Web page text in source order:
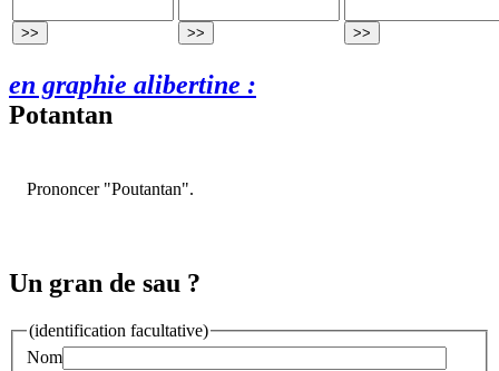
en graphie alibertine :
Potantan
Prononcer "Poutantan".
Un gran de sau ?
(identification facultative)
Nom